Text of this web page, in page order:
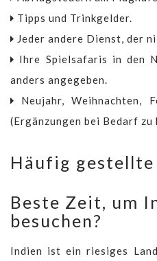
Tipps und Trinkgelder.
Jeder andere Dienst, der
Ihre Spielsafaris in den
anders angegeben.
Neujahr, Weihnachten,
(Ergänzungen bei Bedarf zu
Häufig gestellte
Beste Zeit, um
besuchen?
Indien ist ein riesiges